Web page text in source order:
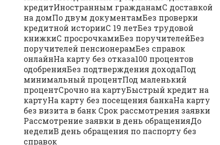
кредитИностранным гражданамС доставкой
на домПо двум документамБез проверки
кредитной историиС 19 летБез трудовой
книжкиС просрочкамиБез поручителейБез
поручителей пенсионерамБез справок
онлайнНа карту без отказа100 процентов
одобренияБез подтверждения доходаПод
минимальный процентПод маленький
процентСрочно на картуБыстрый кредит на
картуНа карту без посещения банкаНа карту
без визита в банк Срок рассмотрения заявки
Рассмотрение заявки в день обращенияДо
неделиВ день обращения по паспорту без
справок